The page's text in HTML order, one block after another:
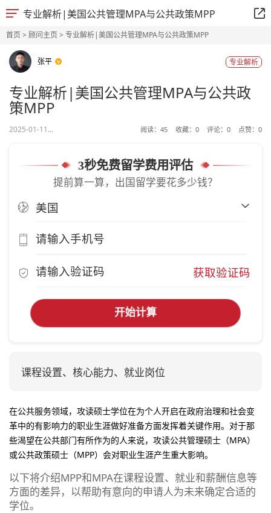
专业解析|美国公共管理MPA与公共政策MPP
首页> 顾问主页> 专业解析|美国公共管理MPA与公共政策MPP
张平 专业解析
专业解析|美国公共管理MPA与公共政
策MPP
2025-01-11... 阅读： 45 收藏： 0 评论： 0 点赞： 0
3秒免费留学费用评估
提前算一算，出国留学要花多少钱？
获取验证码
开始计算
课程设置、核心能力、就业岗位
在公共服务领域，攻读硕士学位在为个人开启在政府治理和社会变
革中的有影响力的职业生涯做好准备方面发挥着关键作用。对于那
些渴望在公共部门有所作为的人来说，攻读公共管理硕士（MPA）
或公共政策硕士（MPP）会对职业生涯产生重大影响。
以下将介绍MPP和MPA在课程设置、就业和薪酬信息等
方面的差异，以帮助有意向的申请人为未来确定合适的
学位。